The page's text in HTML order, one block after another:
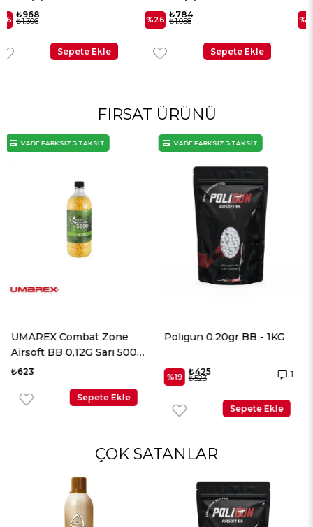
%26 ₺784
₺1.058
Sepete Ekle
%26 ₺636
₺859
Sepete Ekle
FIRSAT ÜRÜNÜ
Poligun 0.20gr BB - 1KG
%19
Sepete Ekle
VADE FARKSIZ 3 TAKSİT
UMAREX Elite Force
2700 Adet
₺498
VADE FARKSIZ 3 TAKSİT
ÇOK SATANLAR